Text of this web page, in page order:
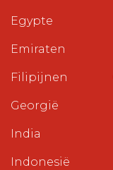
Egypte
Emiraten
Filipijnen
Georgië
India
Indonesië